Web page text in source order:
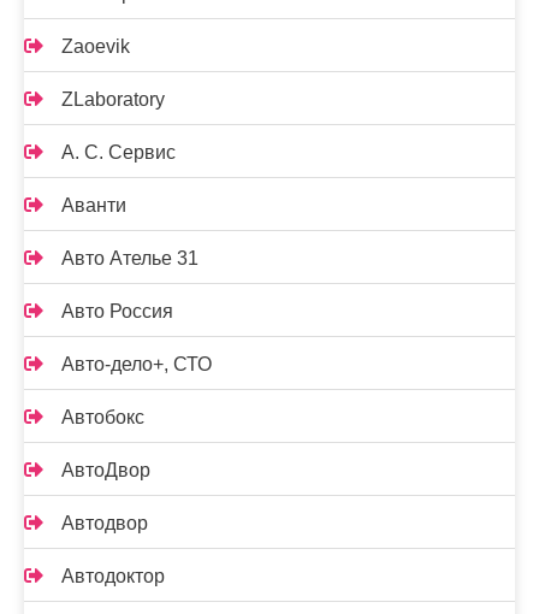
Zaoevik
ZLaboratory
А. С. Сервис
Аванти
Авто Ателье 31
Авто Россия
Авто-дело+, СТО
Автобокс
АвтоДвор
Автодвор
Автодоктор